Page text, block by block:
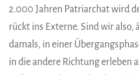
2.000 Jahren Patriarchat wird
rückt ins Externe. Sind wir also,
damals, in einer
in die andere Richtung erleben